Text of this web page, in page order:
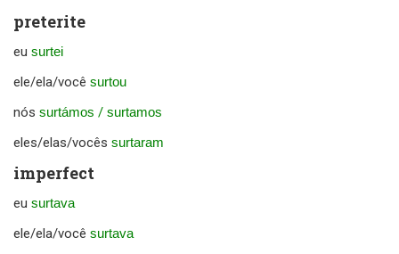
preterite
eu surtei
ele/ela/você surtou
nós surtámos / surtamos
eles/elas/vocês surtaram
imperfect
eu surtava
ele/ela/você surtava